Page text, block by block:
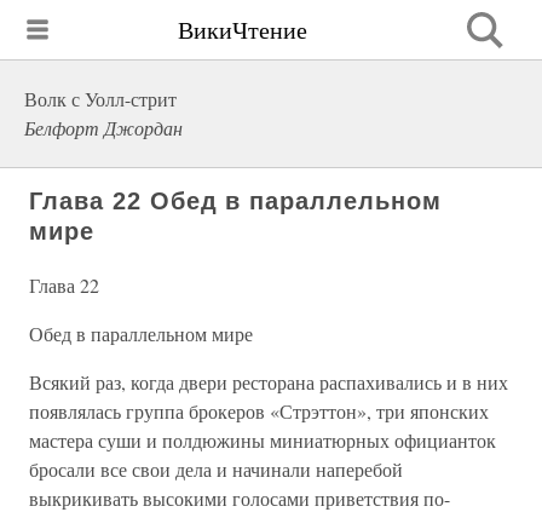
ВикиЧтение
Волк с Уолл-стрит
Белфорт Джордан
Глава 22 Обед в параллельном
мире
Глава 22
Обед в параллельном мире
Всякий раз, когда двери ресторана распахивались и в них
появлялась группа брокеров «Стрэттон», три японских
мастера суши и полдюжины миниатюрных официанток
бросали все свои дела и начинали наперебой
выкрикивать высокими голосами приветствия по-